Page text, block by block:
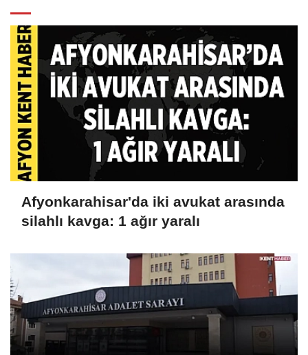
Afyonkarahisar'da iki avukat arasında
silahlı kavga: 1 ağır yaralı